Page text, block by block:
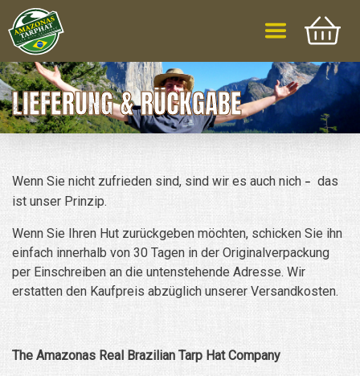
LIEFERUNG & RÜCKGABE
Wenn Sie nicht zufrieden sind, sind wir es auch nich – das
ist unser Prinzip.
Wenn Sie Ihren Hut zurückgeben möchten, schicken Sie ihn
einfach innerhalb von 30 Tagen in der Originalverpackung
per Einschreiben an die untenstehende Adresse. Wir
erstatten den Kaufpreis abzüglich unserer Versandkosten.
The Amazonas Real Brazilian Tarp Hat Company